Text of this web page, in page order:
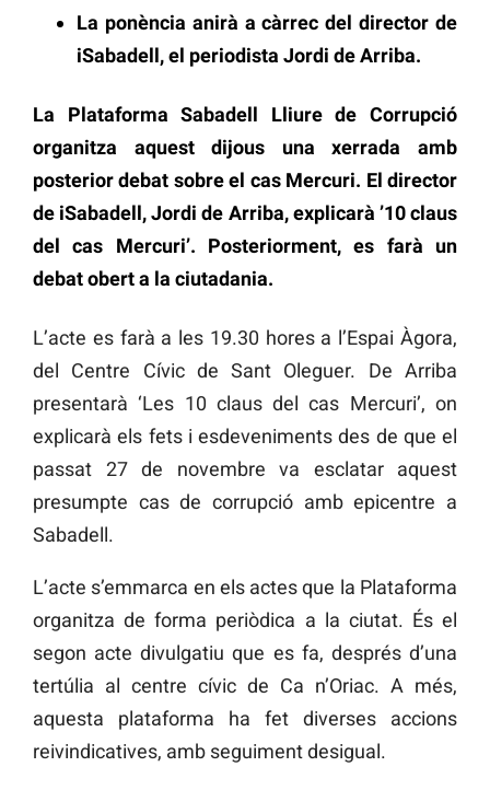
La ponència anirà a càrrec del director de
iSabadell, el periodista Jordi de Arriba.
La Plataforma Sabadell Lliure de Corrupció
organitza aquest dijous una xerrada amb
posterior debat sobre el cas Mercuri. El director
de iSabadell, Jordi de Arriba, explicarà ’10 claus
del cas Mercuri’. Posteriorment, es farà un
debat obert a la ciutadania.
L’acte es farà a les 19.30 hores a l’Espai Àgora,
del Centre Cívic de Sant Oleguer. De Arriba
presentarà ‘Les 10 claus del cas Mercuri’, on
explicarà els fets i esdeveniments des de que el
passat 27 de novembre va esclatar aquest
presumpte cas de corrupció amb epicentre a
Sabadell.
L’acte s’emmarca en els actes que la Plataforma
organitza de forma periòdica a la ciutat. És el
segon acte divulgatiu que es fa, després d’una
tertúlia al centre cívic de Ca n’Oriac. A més,
aquesta plataforma ha fet diverses accions
reivindicatives, amb seguiment desigual.